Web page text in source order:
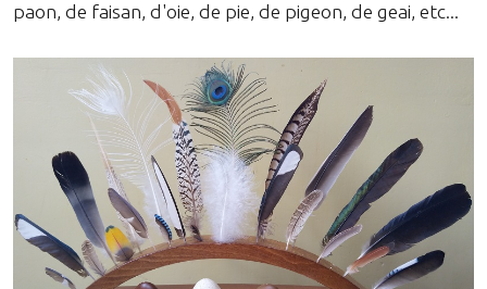
paon, de faisan, d'oie, de pie, de pigeon, de geai, etc...